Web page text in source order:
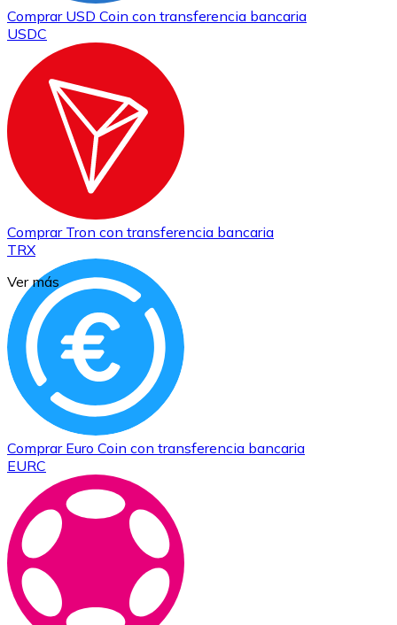
Comprar USD Coin con transferencia bancaria
USDC
Comprar Tron con transferencia bancaria
TRX
Comprar Euro Coin con transferencia bancaria
EURC
Ver más